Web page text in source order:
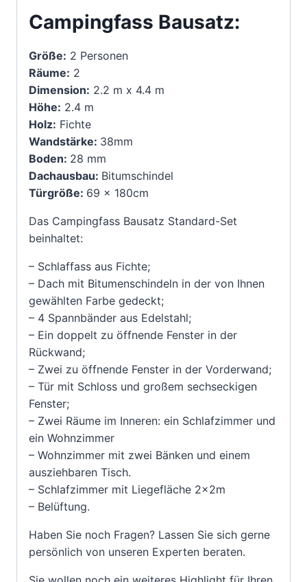
Campingfass Bausatz:
Größe: 2 Personen
Räume: 2
Dimension: 2.2 m x 4.4 m
Höhe: 2.4 m
Holz: Fichte
Wandstärke: 38mm
Boden: 28 mm
Dachausbau: Bitumschindel
Türgröße: 69 x 180cm
Das Campingfass Bausatz Standard-Set
beinhaltet:
– Schlaffass aus Fichte;
– Dach mit Bitumenschindeln in der von Ihnen
gewählten Farbe gedeckt;
– 4 Spannbänder aus Edelstahl;
– Ein doppelt zu öffnende Fenster in der
Rückwand;
– Zwei zu öffnende Fenster in der Vorderwand;
– Tür mit Schloss und großem sechseckigen
Fenster;
– Zwei Räume im Inneren: ein Schlafzimmer und
ein Wohnzimmer
– Wohnzimmer mit zwei Bänken und einem
ausziehbaren Tisch.
– Schlafzimmer mit Liegefläche 2x2m
– Belüftung.
Haben Sie noch Fragen? Lassen Sie sich gerne
persönlich von unseren Experten beraten.